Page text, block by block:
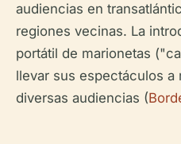
audiencias en
regiones vecinas. La
portátil de marionetas
llevar sus espectáculos a
diversas audiencias (